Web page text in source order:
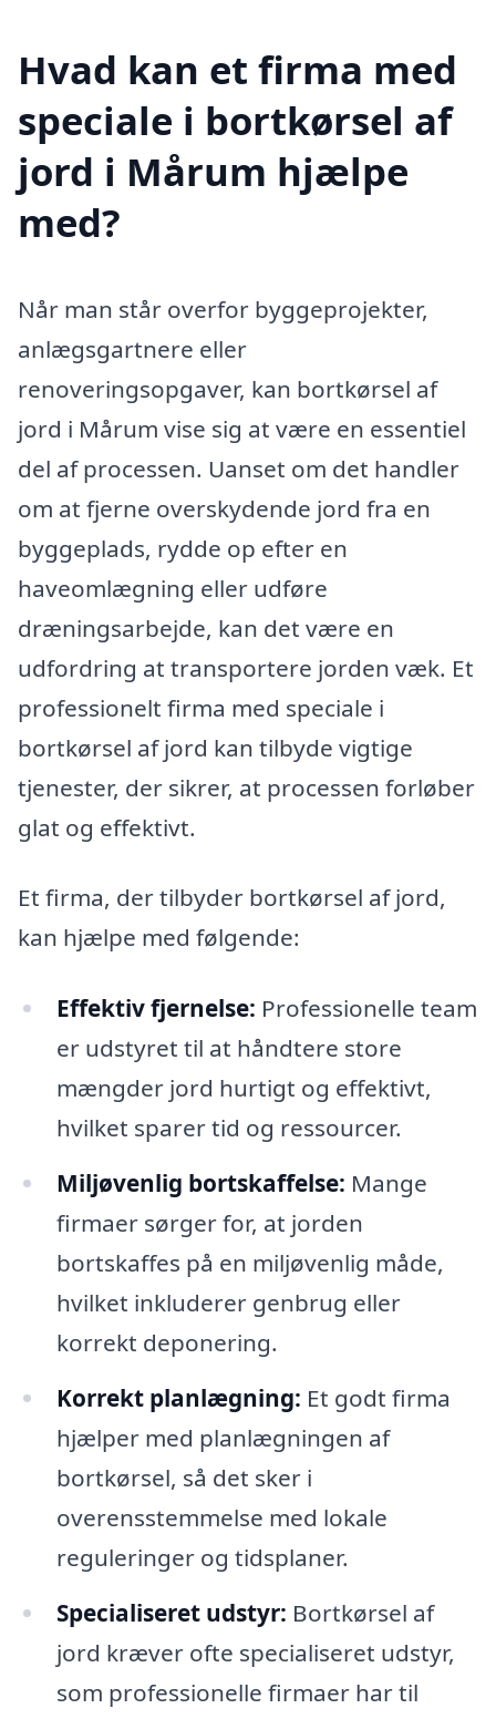
Hvad kan et firma med
speciale i bortkørsel af
jord i Mårum hjælpe
med?
Når man står overfor byggeprojekter,
anlægsgartnere eller
renoveringsopgaver, kan bortkørsel af
jord i Mårum vise sig at være en essentiel
del af processen. Uanset om det handler
om at fjerne overskydende jord fra en
byggeplads, rydde op efter en
haveomlægning eller udføre
dræningsarbejde, kan det være en
udfordring at transportere jorden væk. Et
professionelt firma med speciale i
bortkørsel af jord kan tilbyde vigtige
tjenester, der sikrer, at processen forløber
glat og effektivt.
Et firma, der tilbyder bortkørsel af jord,
kan hjælpe med følgende:
Effektiv fjernelse: Professionelle team
er udstyret til at håndtere store
mængder jord hurtigt og effektivt,
hvilket sparer tid og ressourcer.
Miljøvenlig bortskaffelse: Mange
firmaer sørger for, at jorden
bortskaffes på en miljøvenlig måde,
hvilket inkluderer genbrug eller
korrekt deponering.
Korrekt planlægning: Et godt firma
hjælper med planlægningen af
bortkørsel, så det sker i
overensstemmelse med lokale
reguleringer og tidsplaner.
Specialiseret udstyr: Bortkørsel af
jord kræver ofte specialiseret udstyr,
som professionelle firmaer har til